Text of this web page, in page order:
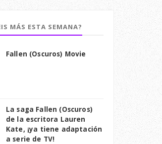
MÁS ESTA SEMANA?
Fallen (Oscuros) Movie
La saga Fallen (Oscuros)
de la escritora Lauren
Kate, ¡ya tiene adaptación
a serie de TV!